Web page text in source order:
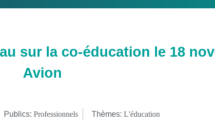
sur la co-éducation le 18
Avion
Publics: Professionnels Thèmes: L'éducation